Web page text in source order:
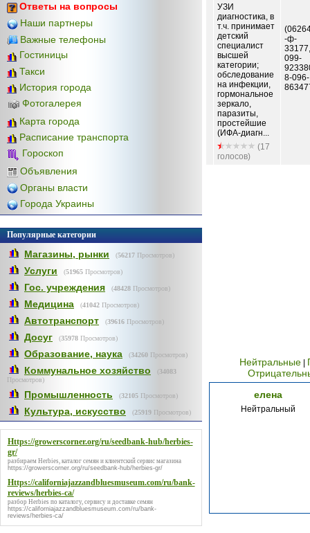
Ответы на вопросы
Наши партнеры
Важные телефоны
Гостиницы
Такси
История города
Фотогалерея
Карта города
Расписание транспорта
Гороскоп
Объявления
Органы власти
Города Украины
Популярные категории
Магазины, рынки (56217 Просмотров)
Услуги (51965 Просмотров)
Гос. учреждения (48428 Просмотров)
Медицина (41042 Просмотров)
Автотранспорт (39616 Просмотров)
Досуг (35978 Просмотров)
Образование, наука (34260 Просмотров)
Коммунальное хозяйство ( 34083
Просмотров)
Промышленность (32105 Просмотров)
Культура, искусство (25919 Просмотров)
Https://growerscorner.org/ru/seedbank-hub/herbies-
gr/
разбираем Herbies, каталог семян и клиентский сервис магазина
https://growerscorner.org/ru/seedbank-hub/herbies-gr/
Https://californiajazzandbluesmuseum.com/ru/bank-
reviews/herbies-ca/
разбор Herbies по каталогу, сервису и доставке семян
https://californiajazzandbluesmuseum.com/ru/bank-
reviews/herbies-ca/
УЗИ
диагностика, в
т.ч. принимает
детский
специалист
высшей
категории;
обследование
на инфекции,
гормональное
зеркало,
паразиты,
простейшие
(ИФА-диагн...
(17
голосов)
-ф-
099-
8-096-
Нейтральные
елена
Нейтральный